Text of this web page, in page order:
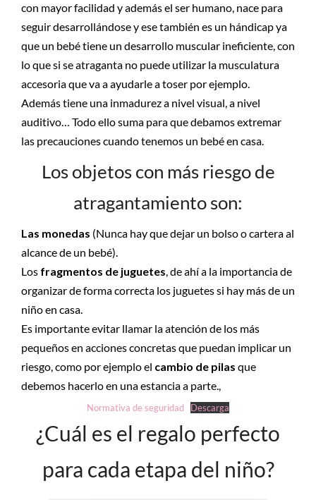
con mayor facilidad y además el ser humano, nace para
seguir desarrollándose y ese también es un hándicap ya
que un bebé tiene un desarrollo muscular ineficiente, con
lo que si se atraganta no puede utilizar la musculatura
accesoria que va a ayudarle a toser por ejemplo.
Además tiene una inmadurez a nivel visual, a nivel
auditivo… Todo ello suma para que debamos extremar
las precauciones cuando tenemos un bebé en casa.
Los objetos con más riesgo de
atragantamiento son:
Las monedas (Nunca hay que dejar un bolso o cartera al
alcance de un bebé).
Los fragmentos de juguetes, de ahí a la importancia de
organizar de forma correcta los juguetes si hay más de un
niño en casa.
Es importante evitar llamar la atención de los más
pequeños en acciones concretas que puedan implicar un
riesgo, como por ejemplo el cambio de pilas que
debemos hacerlo en una estancia a parte.,
Normativa de seguridad Descarga
¿Cuál es el regalo perfecto
para cada etapa del niño?